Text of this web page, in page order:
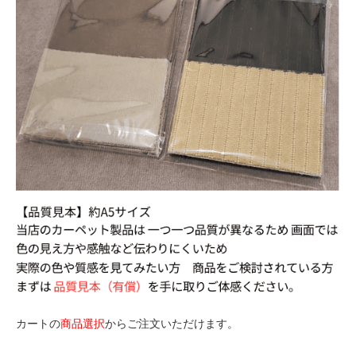
カートの商品選択からご注文いただけます。